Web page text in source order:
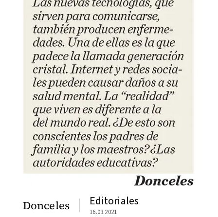
Donceles Editoriales
16.03.2021